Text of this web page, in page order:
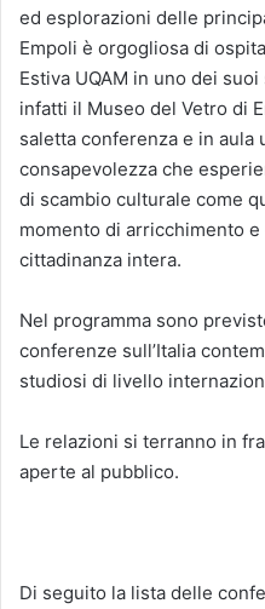
ed esplorazioni delle
Empoli è orgogliosa di
Estiva UQAM in uno dei
infatti il Museo del Vetro di
saletta conferenza e in aula
consapevolezza che
di scambio culturale come
momento di arricchimento
cittadinanza intera.
Nel programma sono
conferenze sull’Italia
studiosi di livello
Le relazioni si terranno in
aperte al pubblico.
Di seguito la lista delle